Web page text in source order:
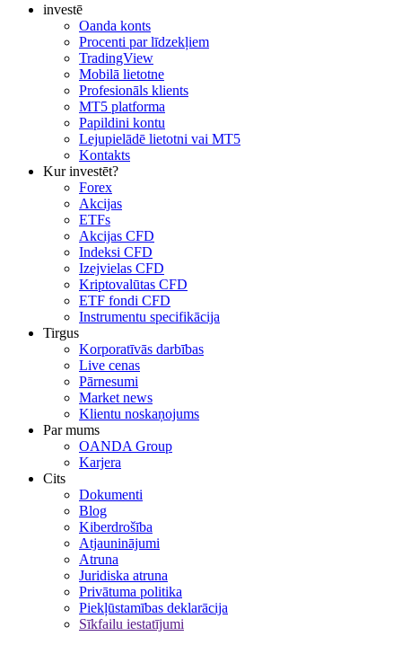
investē
Oanda konts
Procenti par līdzekļiem
TradingView
Mobilā lietotne
Profesionāls klients
MT5 platforma
Papildini kontu
Lejupielādē lietotni vai MT5
Kontakts
Kur investēt?
Forex
Akcijas
ETFs
Akcijas CFD
Indeksi CFD
Izejvielas CFD
Kriptovalūtas CFD
ETF fondi CFD
Instrumentu specifikācija
Tirgus
Korporatīvās darbības
Live cenas
Pārnesumi
Market news
Klientu noskaņojums
Par mums
OANDA Group
Karjera
Cits
Dokumenti
Blog
Kiberdrošība
Atjauninājumi
Atruna
Juridiska atruna
Privātuma politika
Piekļūstamības deklarācija
Sīkfailu iestatījumi